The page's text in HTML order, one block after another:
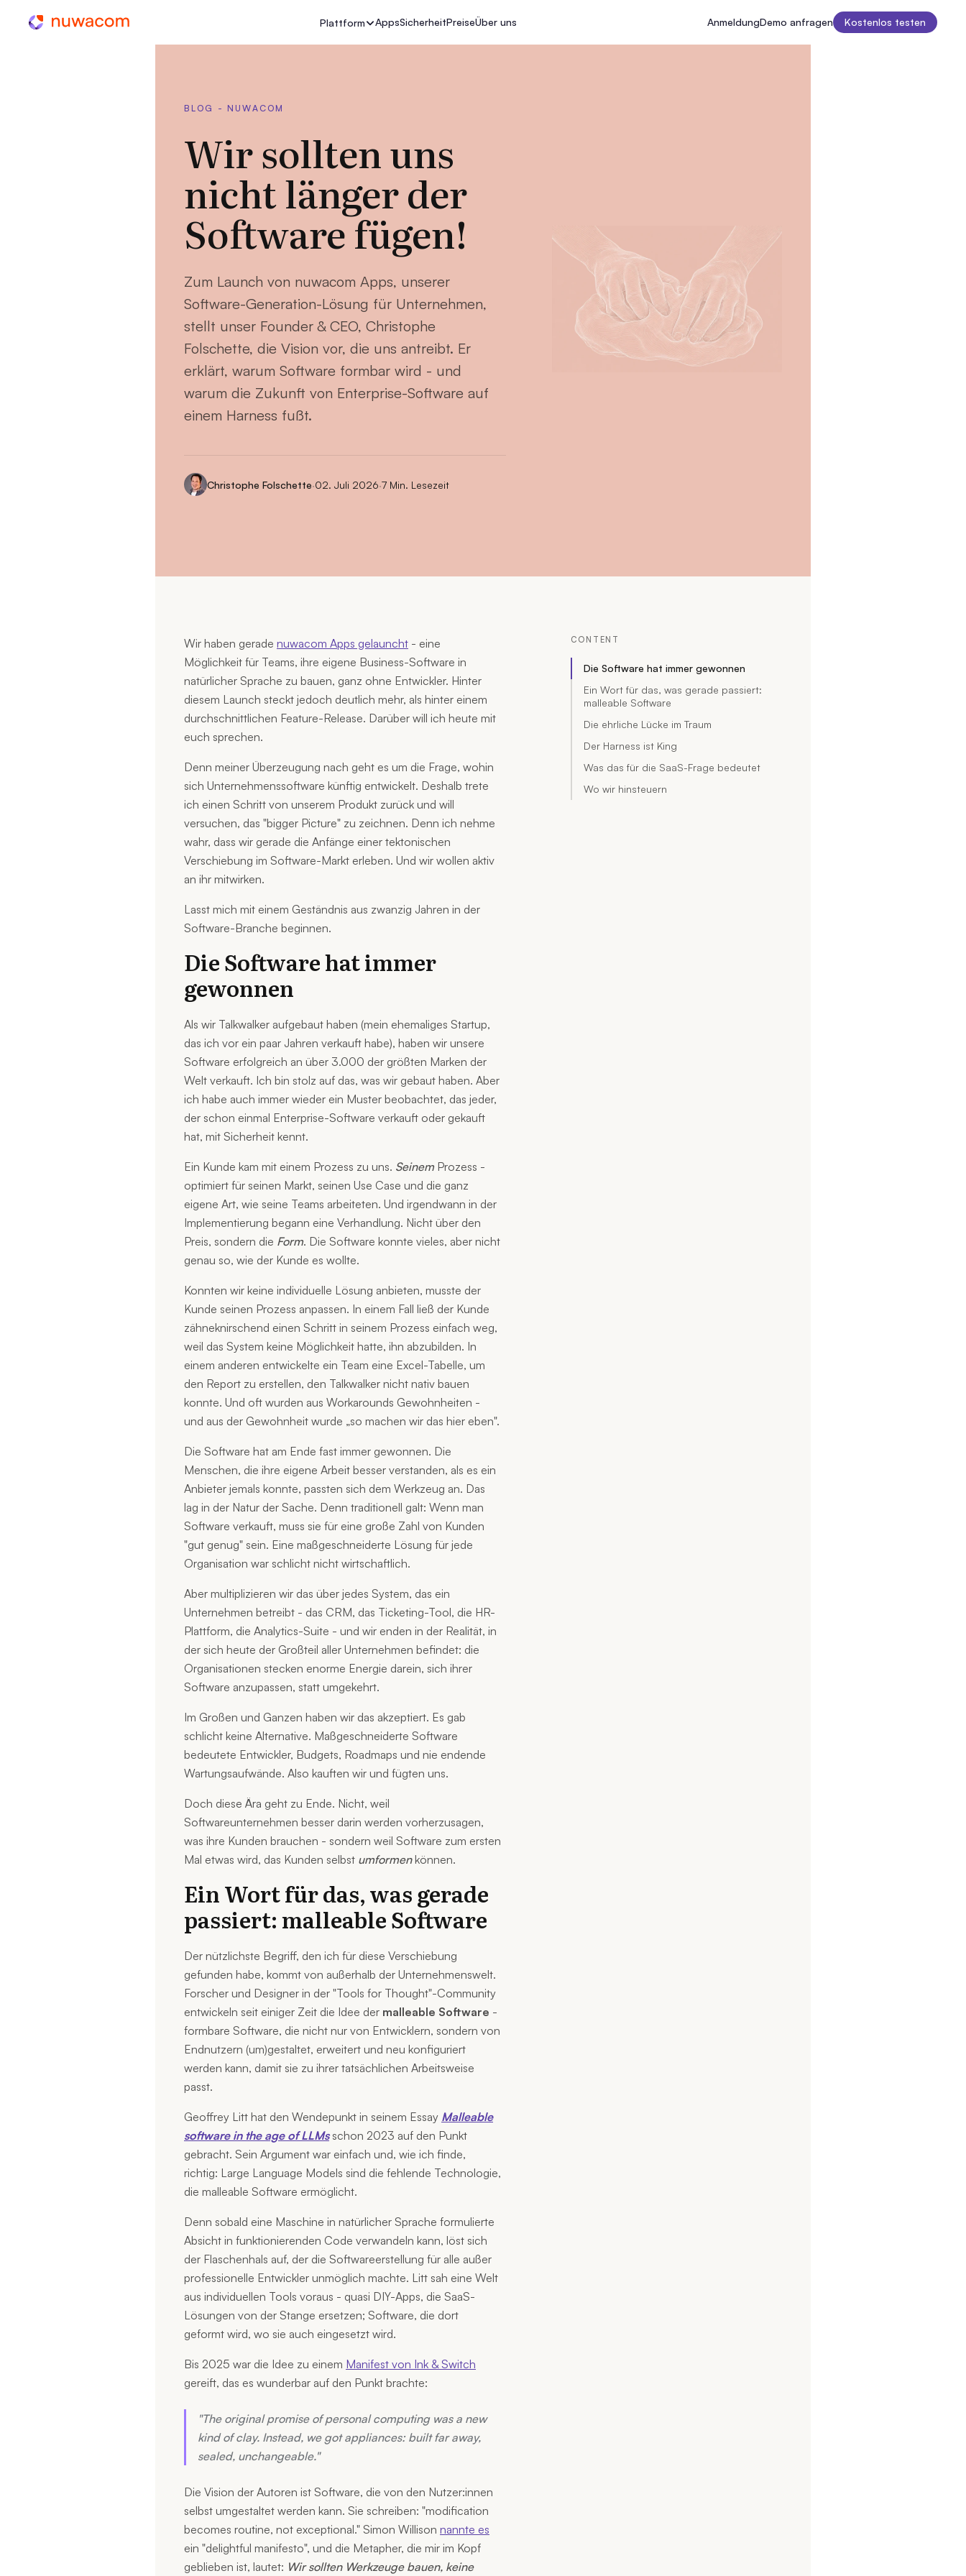
Plattform AppsSicherheitPreiseÜber uns AnmeldungDemo anfragen Kostenlos testen
BLOG - NUWACOM
Wir sollten uns
nicht länger der
Software fügen!
Zum Launch von nuwacom Apps, unserer
Software-Generation-Lösung für Unternehmen,
stellt unser Founder & CEO, Christophe
Folschette, die Vision vor, die uns antreibt. Er
erklärt, warum Software formbar wird - und
warum die Zukunft von Enterprise-Software auf
einem Harness fußt.
Christophe Folschette·02. Juli 2026·7 Min. Lesezeit
Wir haben gerade nuwacom Apps gelauncht - eine
Möglichkeit für Teams, ihre eigene Business-Software in
natürlicher Sprache zu bauen, ganz ohne Entwickler. Hinter
diesem Launch steckt jedoch deutlich mehr, als hinter einem
durchschnittlichen Feature-Release. Darüber will ich heute mit
euch sprechen.
Denn meiner Überzeugung nach geht es um die Frage, wohin
sich Unternehmenssoftware künftig entwickelt. Deshalb trete
ich einen Schritt von unserem Produkt zurück und will
versuchen, das "bigger Picture" zu zeichnen. Denn ich nehme
wahr, dass wir gerade die Anfänge einer tektonischen
Verschiebung im Software-Markt erleben. Und wir wollen aktiv
an ihr mitwirken.
Lasst mich mit einem Geständnis aus zwanzig Jahren in der
Software-Branche beginnen.
Die Software hat immer
gewonnen
Als wir Talkwalker aufgebaut haben (mein ehemaliges Startup,
das ich vor ein paar Jahren verkauft habe), haben wir unsere
Software erfolgreich an über 3.000 der größten Marken der
Welt verkauft. Ich bin stolz auf das, was wir gebaut haben. Aber
ich habe auch immer wieder ein Muster beobachtet, das jeder,
der schon einmal Enterprise-Software verkauft oder gekauft
hat, mit Sicherheit kennt.
Ein Kunde kam mit einem Prozess zu uns. Seinem Prozess -
optimiert für seinen Markt, seinen Use Case und die ganz
eigene Art, wie seine Teams arbeiteten. Und irgendwann in der
Implementierung begann eine Verhandlung. Nicht über den
Preis, sondern die Form. Die Software konnte vieles, aber nicht
genau so, wie der Kunde es wollte.
Konnten wir keine individuelle Lösung anbieten, musste der
Kunde seinen Prozess anpassen. In einem Fall ließ der Kunde
zähneknirschend einen Schritt in seinem Prozess einfach weg,
weil das System keine Möglichkeit hatte, ihn abzubilden. In
einem anderen entwickelte ein Team eine Excel-Tabelle, um
den Report zu erstellen, den Talkwalker nicht nativ bauen
konnte. Und oft wurden aus Workarounds Gewohnheiten -
und aus der Gewohnheit wurde „so machen wir das hier eben".
Die Software hat am Ende fast immer gewonnen. Die
Menschen, die ihre eigene Arbeit besser verstanden, als es ein
Anbieter jemals konnte, passten sich dem Werkzeug an. Das
lag in der Natur der Sache. Denn traditionell galt: Wenn man
Software verkauft, muss sie für eine große Zahl von Kunden
"gut genug" sein. Eine maßgeschneiderte Lösung für jede
Organisation war schlicht nicht wirtschaftlich.
Aber multiplizieren wir das über jedes System, das ein
Unternehmen betreibt - das CRM, das Ticketing-Tool, die HR-
Plattform, die Analytics-Suite - und wir enden in der Realität, in
der sich heute der Großteil aller Unternehmen befindet: die
Organisationen stecken enorme Energie darein, sich ihrer
Software anzupassen, statt umgekehrt.
Im Großen und Ganzen haben wir das akzeptiert. Es gab
schlicht keine Alternative. Maßgeschneiderte Software
bedeutete Entwickler, Budgets, Roadmaps und nie endende
Wartungsaufwände. Also kauften wir und fügten uns.
Doch diese Ära geht zu Ende. Nicht, weil
Softwareunternehmen besser darin werden vorherzusagen,
was ihre Kunden brauchen - sondern weil Software zum ersten
Mal etwas wird, das Kunden selbst umformenkönnen.
Ein Wort für das, was gerade
passiert: malleable Software
Der nützlichste Begriff, den ich für diese Verschiebung
gefunden habe, kommt von außerhalb der Unternehmenswelt.
Forscher und Designer in der "Tools for Thought"-Community
entwickeln seit einiger Zeit die Idee der malleable Software -
formbare Software, die nicht nur von Entwicklern, sondern von
Endnutzern (um)gestaltet, erweitert und neu konfiguriert
werden kann, damit sie zu ihrer tatsächlichen Arbeitsweise
passt.
Geoffrey Litt hat den Wendepunkt in seinem Essay Malleable
software in the age of LLMsschon 2023 auf den Punkt
gebracht. Sein Argument war einfach und, wie ich finde,
richtig: Large Language Models sind die fehlende Technologie,
die malleable Software ermöglicht.
Denn sobald eine Maschine in natürlicher Sprache formulierte
Absicht in funktionierenden Code verwandeln kann, löst sich
der Flaschenhals auf, der die Softwareerstellung für alle außer
professionelle Entwickler unmöglich machte. Litt sah eine Welt
aus individuellen Tools voraus - quasi DIY-Apps, die SaaS-
Lösungen von der Stange ersetzen; Software, die dort
geformt wird, wo sie auch eingesetzt wird.
Bis 2025 war die Idee zu einem Manifest von Ink & Switch
gereift, das es wunderbar auf den Punkt brachte:
"The original promise of personal computing was a new
kind of clay. Instead, we got appliances: built far away,
sealed, unchangeable."
Die Vision der Autoren ist Software, die von den Nutzer:innen
selbst umgestaltet werden kann. Sie schreiben: "modification
becomes routine, not exceptional." Simon Willison nannte es
ein "delightful manifesto", und die Metapher, die mir im Kopf
geblieben ist, lautet: Wir sollten Werkzeuge bauen, keine
CONTENT
Die Software hat immer gewonnen
Ein Wort für das, was gerade passiert:
malleable Software
Die ehrliche Lücke im Traum
Der Harness ist King
Was das für die SaaS-Frage bedeutet
Wo wir hinsteuern